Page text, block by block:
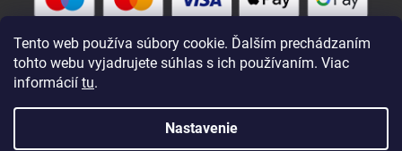
Tento web používa súbory cookie. Ďalším prechádzaním
tohto webu vyjadrujete súhlas s ich používaním. Viac
informácií tu.
Nastavenie